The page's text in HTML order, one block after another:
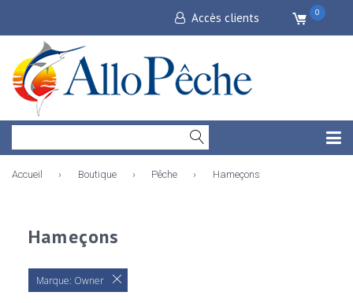
Accès clients 0
Accueil › Boutique › Pêche › Hameçons
Hameçons
Marque: Owner